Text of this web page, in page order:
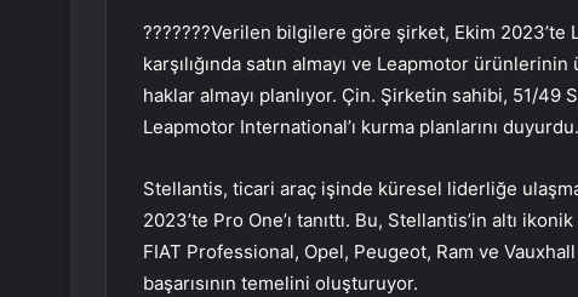
???????Verilen bilgilere göre şirket, Ekim 2023’te
karşılığında satın almayı ve Leapmotor
haklar almayı planlıyor. Çin. Şirketin sahibi, 51/
Leapmotor International’ı kurma planlarını duyurdu.
Stellantis, ticari araç işinde küresel liderliğe
2023’te Pro One’ı tanıttı. Bu, Stellantis’in altı
FIAT Professional, Opel, Peugeot, Ram ve
başarısının temelini oluşturuyor.